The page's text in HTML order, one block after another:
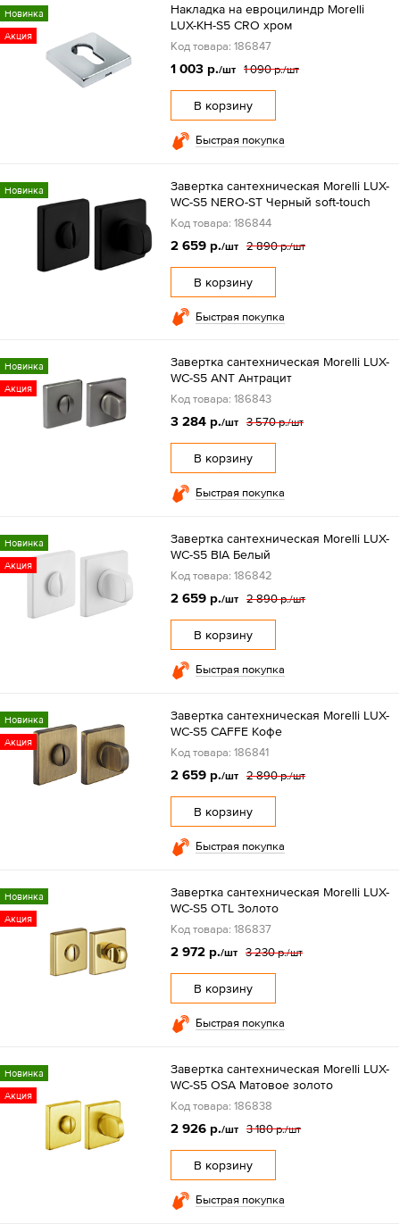
Новинка
Акция
Накладка на евроцилиндр Morelli
LUX-KH-S5 CRO хром
Код товара: 186847
1 003 р./шт 1 090 р./шт
В корзину
Быстрая покупка
Новинка
Завертка сантехническая Morelli LUX-
WC-S5 NERO-ST Черный soft-touch
Код товара: 186844
2 659 р./шт 2 890 р./шт
В корзину
Быстрая покупка
Новинка
Акция
Завертка сантехническая Morelli LUX-
WC-S5 ANT Антрацит
Код товара: 186843
3 284 р./шт 3 570 р./шт
В корзину
Быстрая покупка
Новинка
Акция
Завертка сантехническая Morelli LUX-
WC-S5 BIA Белый
Код товара: 186842
2 659 р./шт 2 890 р./шт
В корзину
Быстрая покупка
Новинка
Акция
Завертка сантехническая Morelli LUX-
WC-S5 CAFFE Кофе
Код товара: 186841
2 659 р./шт 2 890 р./шт
В корзину
Быстрая покупка
Новинка
Акция
Завертка сантехническая Morelli LUX-
WC-S5 OTL Золото
Код товара: 186837
2 972 р./шт 3 230 р./шт
В корзину
Быстрая покупка
Новинка
Акция
Завертка сантехническая Morelli LUX-
WC-S5 OSA Матовое золото
Код товара: 186838
2 926 р./шт 3 180 р./шт
В корзину
Быстрая покупка